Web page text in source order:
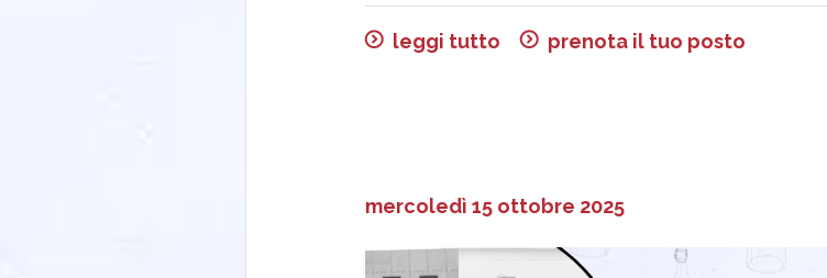
leggi tutto prenota il tuo posto
mercoledì 15 ottobre 2025